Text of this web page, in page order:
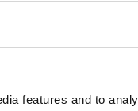
features and to